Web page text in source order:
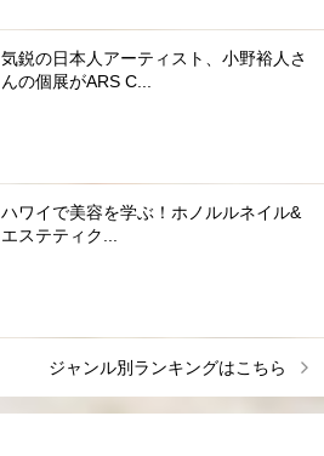
気鋭の日本人アーティスト、小野裕人さ
んの個展がARS C...
ハワイで美容を学ぶ！ホノルルネイル&
エステティク...
ジャンル別ランキングはこちら